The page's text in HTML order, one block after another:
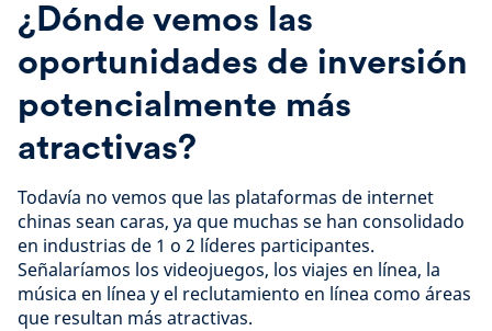
¿Dónde vemos las
oportunidades de inversión
potencialmente más
atractivas?
Todavía no vemos que las plataformas de internet
chinas sean caras, ya que muchas se han consolidado
en industrias de 1 o 2 líderes participantes.
Señalaríamos los videojuegos, los viajes en línea, la
música en línea y el reclutamiento en línea como áreas
que resultan más atractivas.